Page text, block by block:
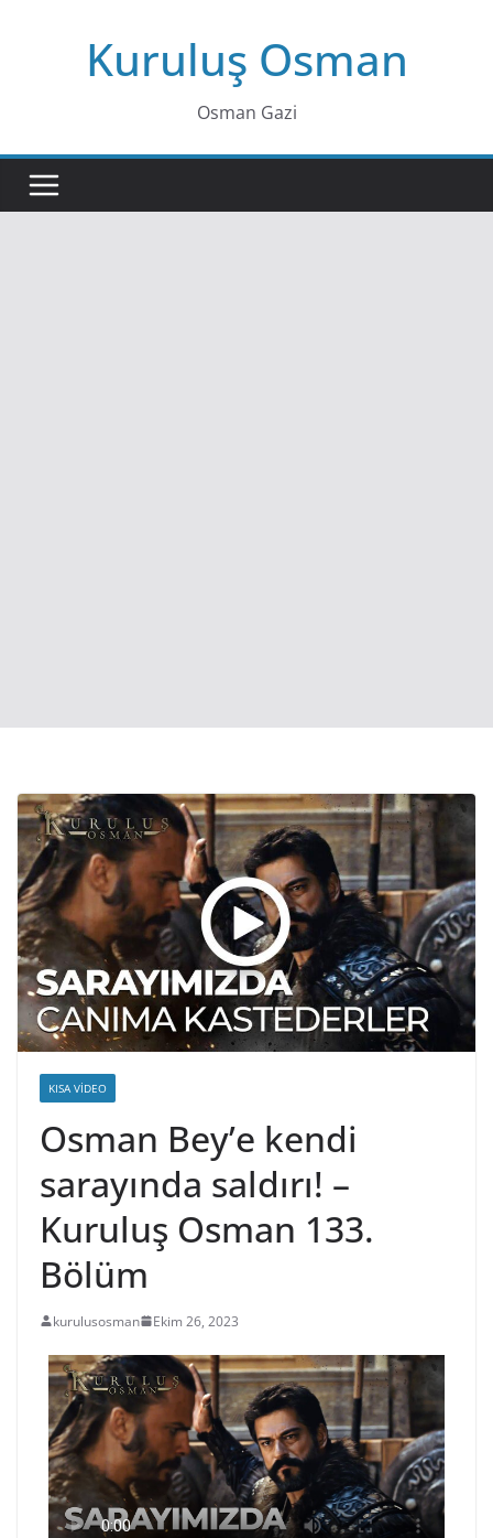
Kuruluş Osman
Osman Gazi
KISA VIDEO
Osman Bey’e kendi
sarayında saldırı! –
Kuruluş Osman 133.
Bölüm
kurulusosman Ekim 26, 2023